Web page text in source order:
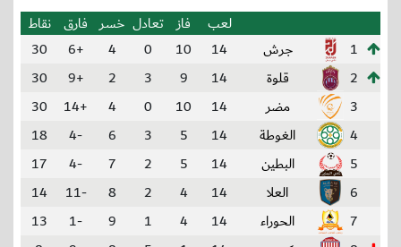
لعب
فاز تعادل خسر فارق نقاط
1
جرش 14
10
0
4
+6
30
2
قلوة 14
9
3
2
+9
30
3
مضر 14
10
0
4
+14
30
4
الغوطة 14
5
3
6
-4
18
5
البطين 14
5
2
7
-4
17
6
العلا 14
4
2
8
-11
14
7
الحوراء 14
4
1
9
-1
13